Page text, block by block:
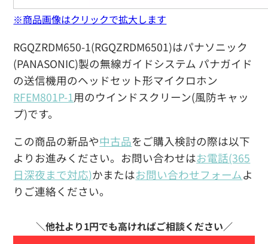
RGQZRDM650-1(RGQZRDM6501)はパナソニック
(PANASONIC)製の無線ガイドシステム パナガイド
の送信機用のヘッドセット形マイクロホン
RFEM801P-1用のウインドスクリーン(風防キャッ
プ)です。
この商品の新品や中古品をご購入検討の際は以下
よりお進みください。お問い合わせはお電話(365
日深夜まで対応)かまたはお問い合わせフォームよ
りご連絡ください。
※商品画像はクリックで拡大します